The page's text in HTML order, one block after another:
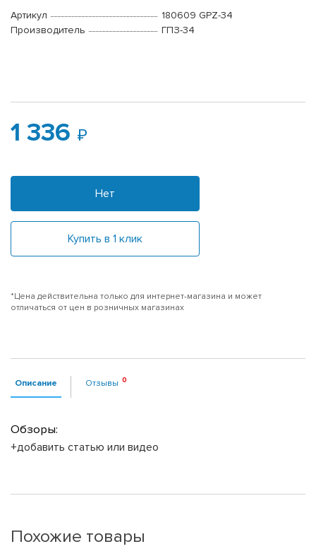
Артикул
180609 GPZ-34
Производитель
ГПЗ-34
1 336
Нет
Купить в 1 клик
*Цена действительна только для интернет-магазина и может
отличаться от цен в розничных магазинах
Описание Отзывы
Обзоры:
+добавить статью или видео
Похожие товары